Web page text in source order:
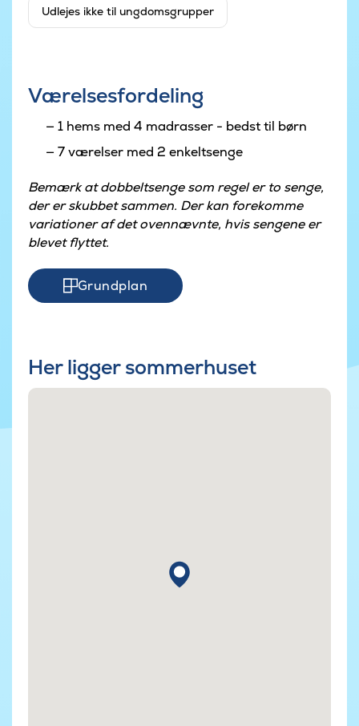
Udlejes ikke til ungdomsgrupper
Værelsesfordeling
1 hems med 4 madrasser - bedst til børn
7 værelser med 2 enkeltsenge
Bemærk at dobbeltsenge som regel er to senge,
der er skubbet sammen. Der kan forekomme
variationer af det ovennævnte, hvis sengene er
blevet flyttet.
Grundplan
Her ligger sommerhuset